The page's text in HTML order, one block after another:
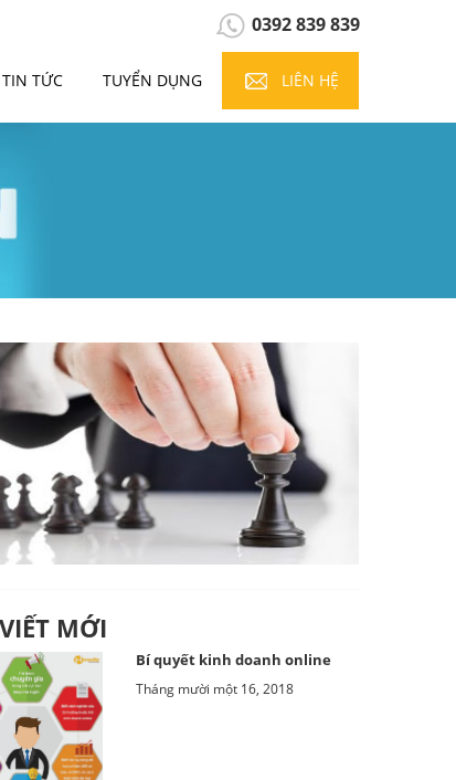
0392 839 839
TIN TỨC TUYỂN DỤNG LIÊN HỆ
MỚI
Bí quyết kinh doanh online
Tháng mười một 16, 2018